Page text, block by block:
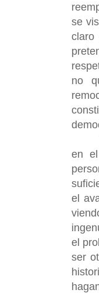
se
claro
no
en
el
el
ser